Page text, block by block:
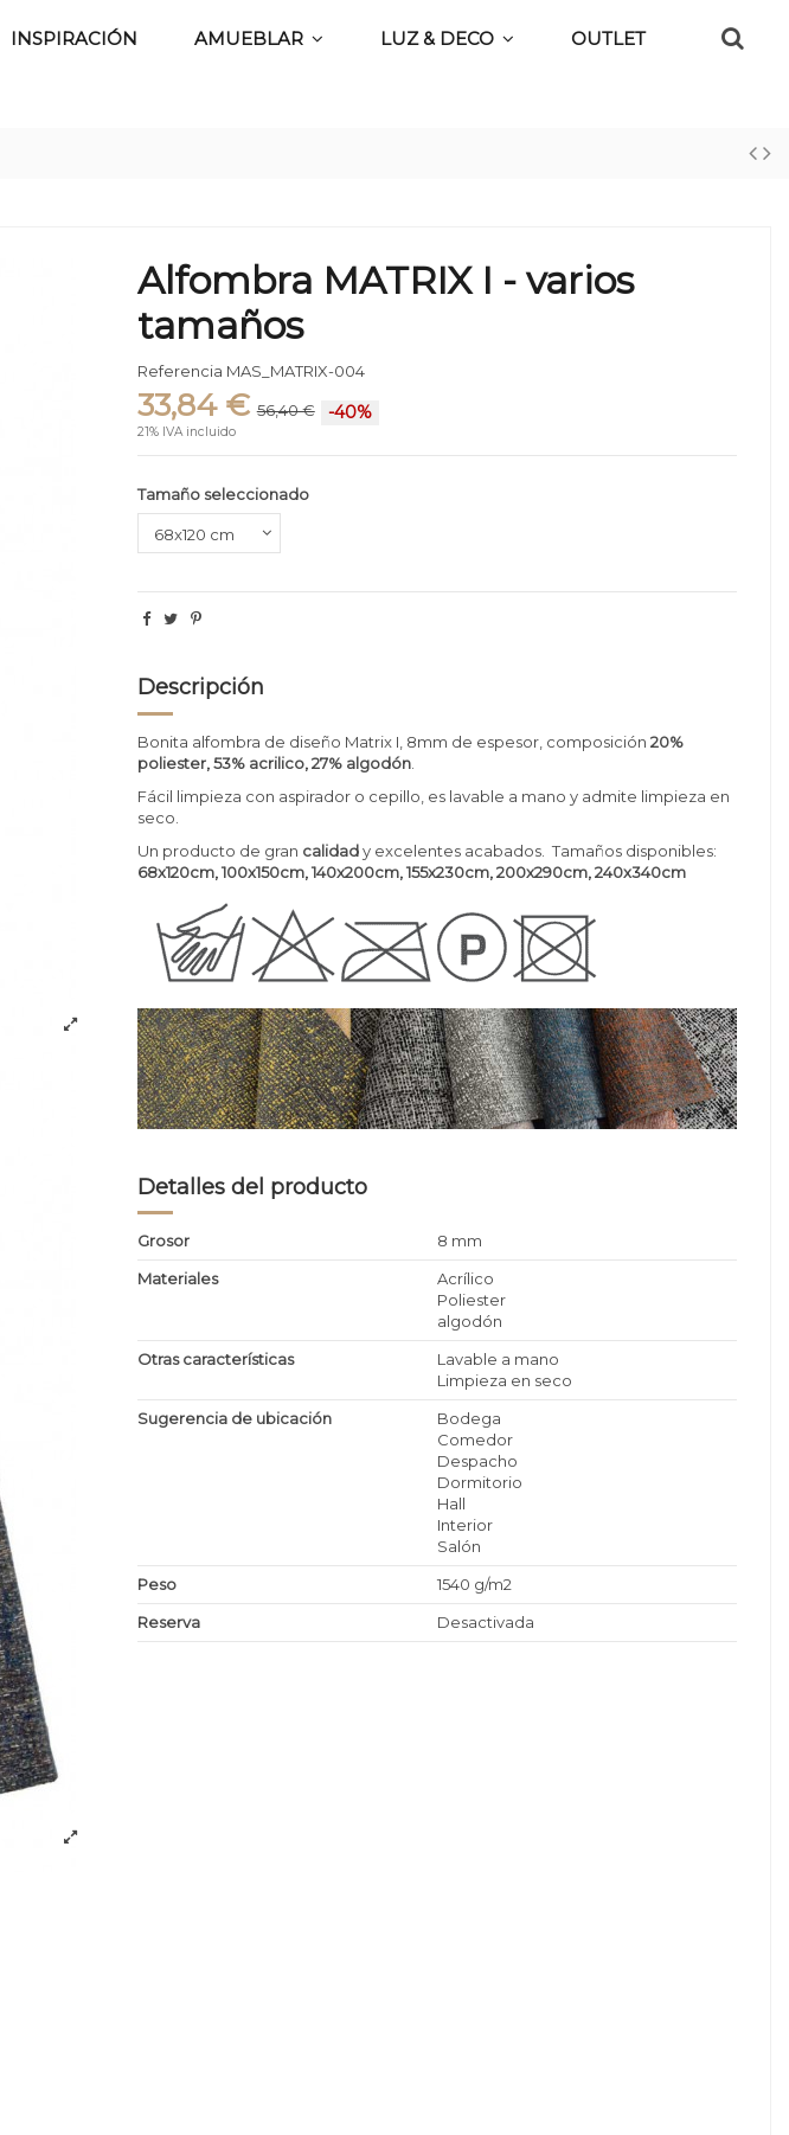
INSPIRACIÓN AMUEBLAR LUZ & DECO OUTLET
Alfombra MATRIX I - varios
tamaños
Referencia MAS_MATRIX-004
33,84 € 56,40 € -40%
21% IVA incluido
Tamaño seleccionado
Descripción
Bonita alfombra de diseño Matrix I, 8mm de espesor, composición 20%
poliester, 53% acrilico, 27% algodón
Fácil limpieza con aspirador o cepillo, es lavable a mano y admite limpieza en
seco.
Un producto de gran calidady excelentes acabados. Tamaños disponibles:
68x120cm, 100x150cm, 140x200cm, 155x230cm, 200x290cm, 240x340cm
Detalles del producto
Grosor
8 mm
Materiales
Acrílico
Poliester
algodón
Otras características
Lavable a mano
Limpieza en seco
Sugerencia de ubicación
Bodega
Comedor
Despacho
Dormitorio
Hall
Interior
Salón
Peso
1540 g/m2
Reserva
Desactivada